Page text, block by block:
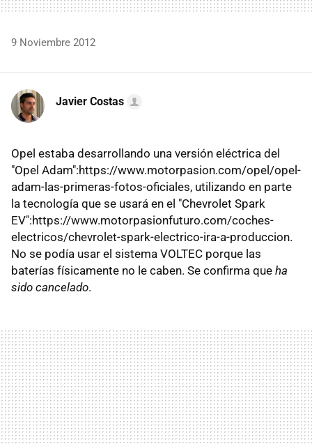
9 Noviembre 2012
Javier Costas
Opel estaba desarrollando una versión eléctrica del
"Opel Adam":https://www.motorpasion.com/opel/opel-
adam-las-primeras-fotos-oficiales, utilizando en parte
la tecnología que se usará en el "Chevrolet Spark
EV":https://www.motorpasionfuturo.com/coches-
electricos/chevrolet-spark-electrico-ira-a-produccion.
No se podía usar el sistema VOLTEC porque las
baterías físicamente no le caben. Se confirma que ha
sido cancelado.